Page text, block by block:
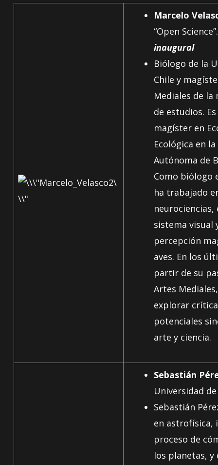
Marcelo
“Open Science”.
inaugural
Biólogo de la
Chile y
Mediales de la
de estudios.
magíster en
Ecológica en
Autónoma de
Como biólogo
ha trabajado
sistema visual
percepción
aves. En los
partir de su
Artes
explorar
potenciales
arte y ciencia.
Sebastián
Universidad de
Sebastián
en astrofísica,
proceso de
los planetas,